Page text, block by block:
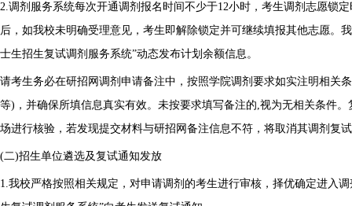
2.调剂服务系统每次开通调剂报名时间不少于12小时，考生调剂志愿锁
后，如我校未明确受理意见，考生即解除锁定并可继续填报其他志愿。
士生招生复试调剂服务系统”动态发布计划余额信息。
请考生务必在研招网调剂申请备注中，按照学院调剂要求如实注明相关
等)，并确保所填信息真实有效。未按要求填写备注的,视为无相关条件
场进行核验，若发现提交材料与研招网备注信息不符，将取消其调剂复
(二)招生单位遴选及复试通知发放
1.我校严格按照相关规定，对申请调剂的考生进行审核，择优确定进入